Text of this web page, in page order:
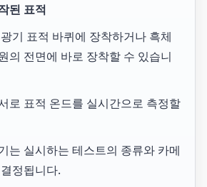
된 표적
기 표적 바퀴에 장착하거나 흑체
의 전면에 바로 장착할 수 있습니
로 표적 온드를 실시간으로 측정할
는 실시하는 테스트의 종류와 카메
정됩니다.